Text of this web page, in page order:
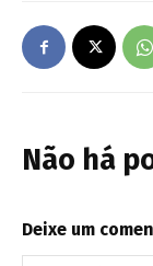
Não há
Deixe um